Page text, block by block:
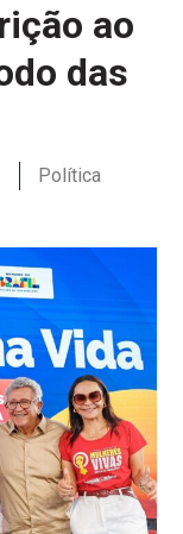
ao
das
Política